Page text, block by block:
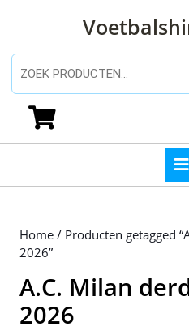
inhoudZoeken naar:
Home / Producten getagged
2026”
A.C. Milan
2026